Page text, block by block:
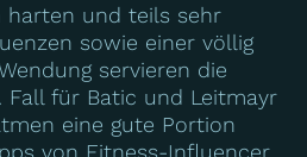
harten und teils sehr
sowie einer völlig
servieren die
Fall für Batic und Leitmayr
eine gute Portion
von Fitness-Influencer